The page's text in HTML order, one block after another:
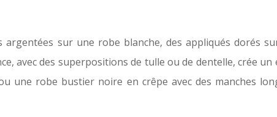
sur une robe blanche, des appliqués dorés
avec des superpositions de tulle ou de dentelle, crée
une robe bustier noire en crêpe avec des manches